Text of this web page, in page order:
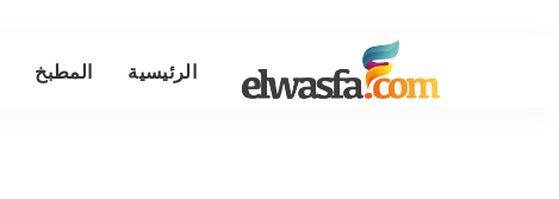
الرئيسية المطبخ